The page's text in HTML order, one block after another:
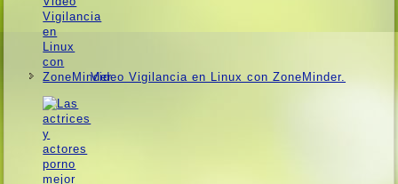
Video Vigilancia en Linux con ZoneMinder.